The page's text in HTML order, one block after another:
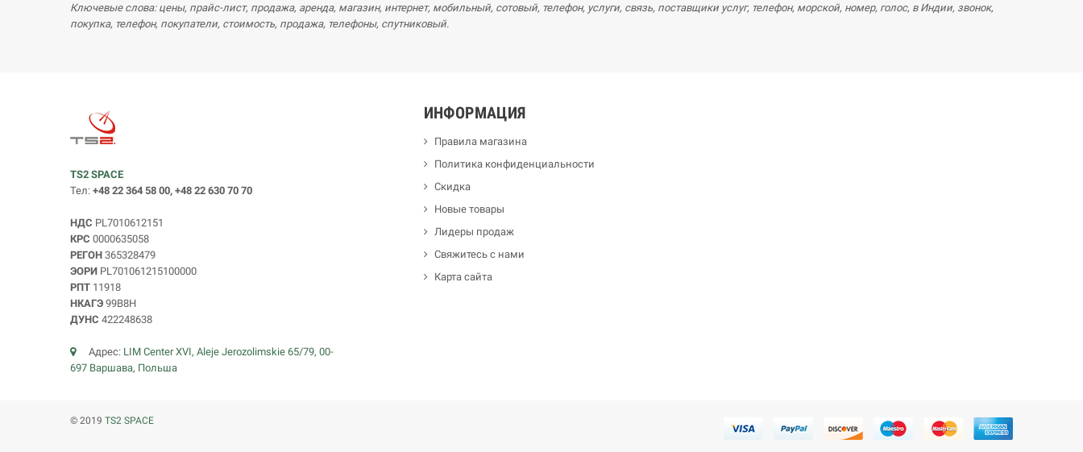
Ключевые слова: цены, прайс-лист, продажа, аренда, магазин, интернет, мобильный, сотовый, телефон, услуги, связь, поставщики услуг, телефон, морской, номер, голос, в Индии, звонок,
покупка, телефон, покупатели, стоимость, продажа, телефоны, спутниковый.
TS2 SPACE
Тел: +48 22 364 58 00, +48 22 630 70 70
НДС PL7010612151
КРС 0000635058
РЕГОН 365328479
ЭОРИ PL701061215100000
РПТ 11918
НКАГЭ 99B8H
ДУНС 422248638
Адрес: LIM Center XVI, Aleje Jerozolimskie 65/79, 00-
697 Варшава, Польша
ИНФОРМАЦИЯ
Правила магазина
Политика конфиденциальности
Скидка
Новые товары
Лидеры продаж
Свяжитесь с нами
Карта сайта
© 2019 TS2 SPACE